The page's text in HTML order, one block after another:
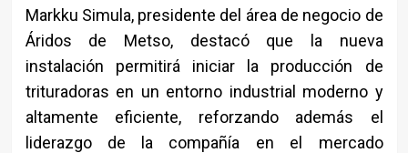
Markku Simula, presidente del área de negocio de
Áridos de Metso, destacó que la nueva
instalación permitirá iniciar la producción de
trituradoras en un entorno industrial moderno y
altamente eficiente, reforzando además el
liderazgo de la compañía en el mercado